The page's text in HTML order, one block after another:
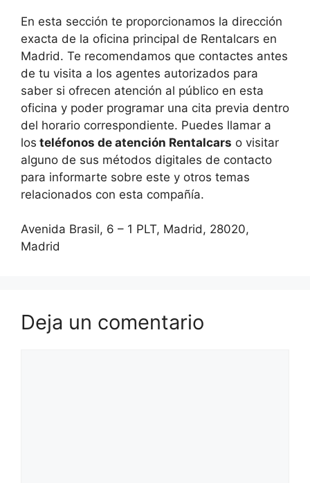
En esta sección te proporcionamos la dirección
exacta de la oficina principal de Rentalcars en
Madrid. Te recomendamos que contactes antes
de tu visita a los agentes autorizados para
saber si ofrecen atención al público en esta
oficina y poder programar una cita previa dentro
del horario correspondiente. Puedes llamar a
los teléfonos de atención Rentalcars o visitar
alguno de sus métodos digitales de contacto
para informarte sobre este y otros temas
relacionados con esta compañía.
Avenida Brasil, 6 – 1 PLT, Madrid, 28020,
Madrid
Deja un comentario